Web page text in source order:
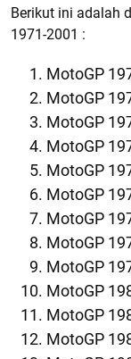
Berikut ini adalah
1971-2001 :
MotoGP
MotoGP
MotoGP
MotoGP
MotoGP
MotoGP
MotoGP
MotoGP
MotoGP
MotoGP
MotoGP
MotoGP